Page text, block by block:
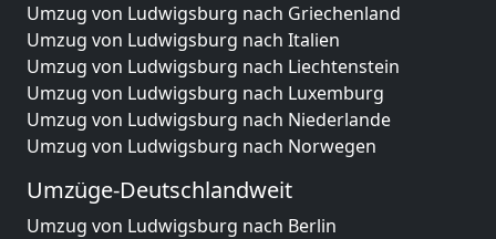
Umzug von Ludwigsburg nach Griechenland
Umzug von Ludwigsburg nach Italien
Umzug von Ludwigsburg nach Liechtenstein
Umzug von Ludwigsburg nach Luxemburg
Umzug von Ludwigsburg nach Niederlande
Umzug von Ludwigsburg nach Norwegen
Umzüge-Deutschlandweit
Umzug von Ludwigsburg nach Berlin